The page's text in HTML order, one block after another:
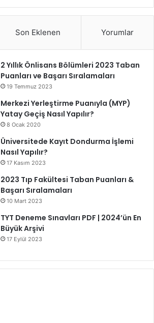
Son Eklenen Yorumlar
2 Yıllık Önlisans Bölümleri 2023 Taban
Puanları ve Başarı Sıralamaları
19 Temmuz 2023
Merkezi Yerleştirme Puanıyla (MYP)
Yatay Geçiş Nasıl Yapılır?
8 Ocak 2020
Üniversitede Kayıt Dondurma İşlemi
Nasıl Yapılır?
17 Kasım 2023
2023 Tıp Fakültesi Taban Puanları &
Başarı Sıralamaları
10 Mart 2023
TYT Deneme Sınavları PDF | 2024’ün En
Büyük Arşivi
17 Eylül 2023